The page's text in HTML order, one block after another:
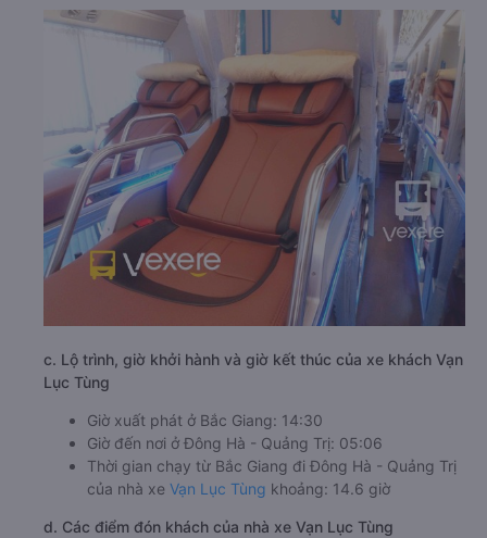
c. Lộ trình, giờ khởi hành và giờ kết thúc của xe khách Vạn
Lục Tùng
Giờ xuất phát ở Bắc Giang: 14:30
Giờ đến nơi ở Đông Hà - Quảng Trị: 05:06
Thời gian chạy từ Bắc Giang đi Đông Hà - Quảng Trị
của nhà xe Vạn Lục Tùng khoảng: 14.6 giờ
d. Các điểm đón khách của nhà xe Vạn Lục Tùng